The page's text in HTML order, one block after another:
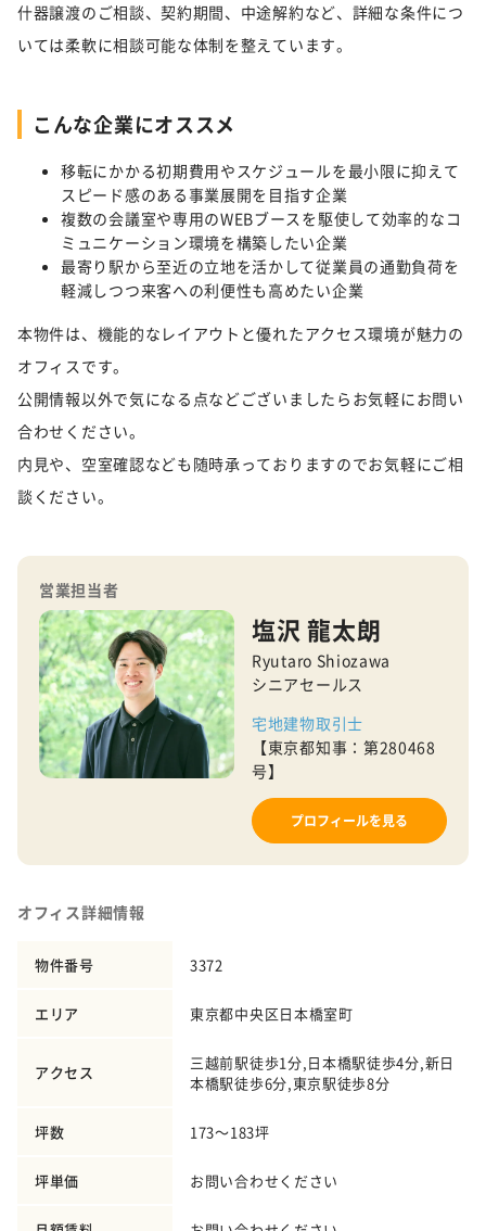
什器譲渡のご相談、契約期間、中途解約など、詳細な条件につ
いては柔軟に相談可能な体制を整えています。
こんな企業にオススメ
移転にかかる初期費用やスケジュールを最小限に抑えて
スピード感のある事業展開を目指す企業
複数の会議室や専用のWEBブースを駆使して効率的なコ
ミュニケーション環境を構築したい企業
最寄り駅から至近の立地を活かして従業員の通勤負荷を
軽減しつつ来客への利便性も高めたい企業
本物件は、機能的なレイアウトと優れたアクセス環境が魅力の
オフィスです。
公開情報以外で気になる点などございましたらお気軽にお問い
合わせください。
内見や、空室確認なども随時承っておりますのでお気軽にご相
談ください。
営業担当者
塩沢 龍太朗
Ryutaro Shiozawa
シニアセールス
宅地建物取引士
【東京都知事：第280468
号】
プロフィールを見る
オフィス詳細情報
物件番号 3372
エリア 東京都中央区日本橋室町
アクセス
三越前駅徒歩1分,日本橋駅徒歩4分,新日
本橋駅徒歩6分,東京駅徒歩8分
坪数 173～183坪
坪単価 お問い合わせください